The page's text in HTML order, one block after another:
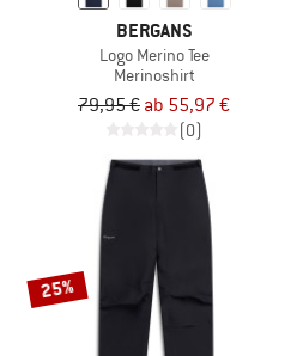
BERGANS
Logo Merino Tee
Merinoshirt
79,95 € ab 55,97 €
(0)
25%